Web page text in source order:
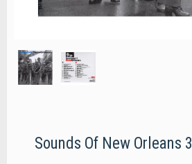
Sounds Of New Orleans 3